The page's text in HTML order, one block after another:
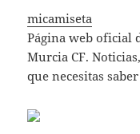
micamiseta
Página web oficial
Murcia CF.
que necesitas